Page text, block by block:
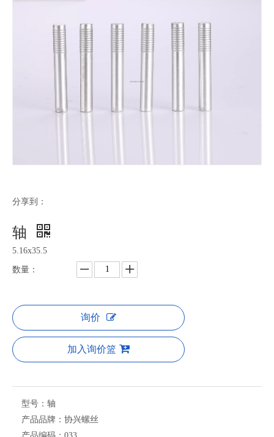
分享到：
轴
5.16x35.5
数量：
询价
加入询价篮
型号： 轴
产品品牌： 协兴螺丝